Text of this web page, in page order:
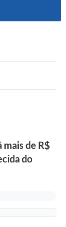
de R$
do